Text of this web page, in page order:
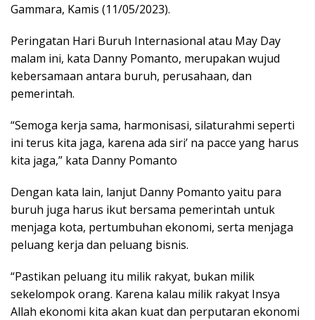
Gammara, Kamis (11/05/2023).
Peringatan Hari Buruh Internasional atau May Day
malam ini, kata Danny Pomanto, merupakan wujud
kebersamaan antara buruh, perusahaan, dan
pemerintah.
“Semoga kerja sama, harmonisasi, silaturahmi seperti
ini terus kita jaga, karena ada siri’ na pacce yang harus
kita jaga,” kata Danny Pomanto
Dengan kata lain, lanjut Danny Pomanto yaitu para
buruh juga harus ikut bersama pemerintah untuk
menjaga kota, pertumbuhan ekonomi, serta menjaga
peluang kerja dan peluang bisnis.
“Pastikan peluang itu milik rakyat, bukan milik
sekelompok orang. Karena kalau milik rakyat Insya
Allah ekonomi kita akan kuat dan perputaran ekonomi